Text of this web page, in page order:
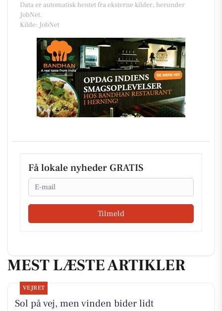
Data er automatisk hentet fra eksterne kilder, herunder
JobNet.
Kilde: JobNet
Få lokale nyheder GRATIS
Email
Tilmeld
MEST LÆSTE ARTIKLER
VEJRET
Sol på vej, men vinden bider lidt